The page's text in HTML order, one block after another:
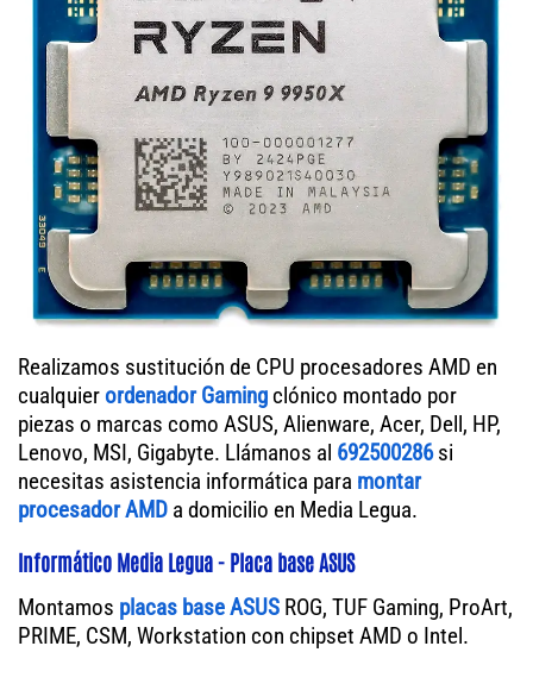
Realizamos sustitución de CPU procesadores AMD en
cualquierordenador Gaming clónico montado por
piezas o marcas como ASUS, Alienware, Acer, Dell, HP,
Lenovo, MSI, Gigabyte. Llámanos al 692500286si
necesitas asistencia informática para montar
procesador AMD a domicilio en Media Legua.
Informático Media Legua - Placa base ASUS
Montamos placas base ASUS ROG, TUF Gaming, ProArt,
PRIME, CSM, Workstation con chipset AMD o Intel.